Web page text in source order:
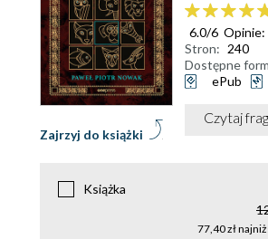
Zajrzyj do książki
6.0/6 Opinie:
Stron: 240
Dostępne
ePub
Czytaj
Książka
77,40 zł